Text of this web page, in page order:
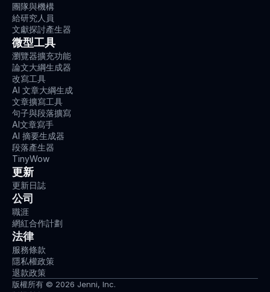
團隊與機構
給研究人員
文獻探討產生器
微型工具
瀏覽器擴充功能
論文大綱生成器
改寫工具
AI 文章大綱生成
文章擴寫工具
句子與段落擴寫
AI文章寫手
AI 摘要生成器
段落產生器
TinyWow
更新
更新日誌
公司
職涯
網紅合作計劃
法律
服務條款
隱私權政策
退款政策
版權所有 © 2026 Jenni, Inc.